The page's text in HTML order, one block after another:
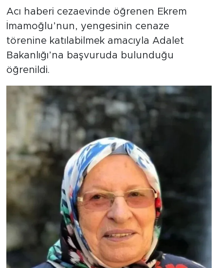
Acı haberi cezaevinde öğrenen Ekrem
İmamoğlu’nun, yengesinin cenaze
törenine katılabilmek amacıyla Adalet
Bakanlığı’na başvuruda bulunduğu
öğrenildi.